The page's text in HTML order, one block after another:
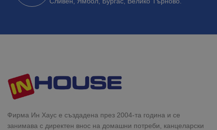
Фирма Ин Хаус е създадена през 2004-та година и се
занимава с директен внос на домашни потреби, канцеларски